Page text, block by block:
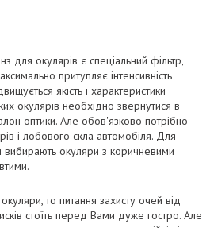
для окулярів є спеціальний фільтр,
притупляє інтенсивність
якість і характеристики
окулярів необхідно звернутися в
оптики. Але обов'язково потрібно
і лобового скла автомобіля. Для
вибирають окуляри з коричневими
то питання захисту очей від
стоїть перед Вами дуже гостро. Але